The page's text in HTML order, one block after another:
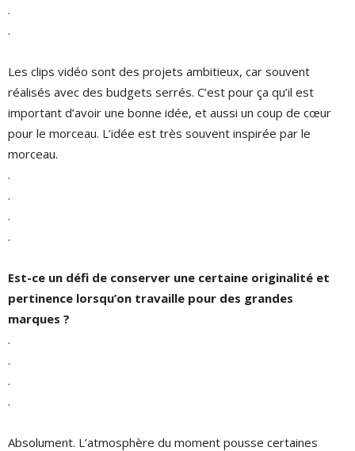
.
.
Les clips vidéo sont des projets ambitieux, car souvent
réalisés avec des budgets serrés. C’est pour ça qu’il est
important d’avoir une bonne idée, et aussi un coup de cœur
pour le morceau. L’idée est très souvent inspirée par le
morceau.
.
.
.
.
Est-ce un défi de conserver une certaine originalité et
pertinence lorsqu’on travaille pour des grandes
marques ?
.
.
.
.
Absolument. L’atmosphère du moment pousse certaines